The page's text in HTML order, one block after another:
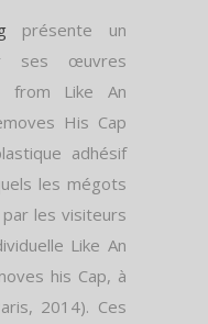
présente un
ses œuvres
from Like An
His Cap
adhésif
les mégots
les visiteurs
Like An
his Cap, à
2014). Ces